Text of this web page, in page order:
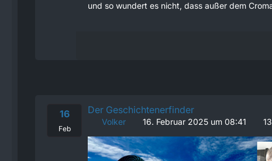
und so wundert es nicht, dass außer dem
16
Feb
Der Geschichtenerfinder
Volker 16. Februar 2025 um 08:41